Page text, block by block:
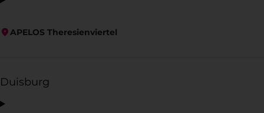
APELOS Theresienviertel
Duisburg